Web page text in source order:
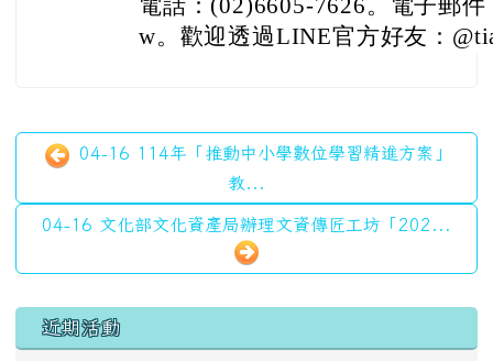
電話：(02)6605-7626。電子郵
w。歡迎透過LINE官方好友：
04-16 114年「推動中小學數位學習精進方案」
教...
04-16 文化部文化資產局辦理文資傳匠工坊「202...
左邊區域內容
近期活動